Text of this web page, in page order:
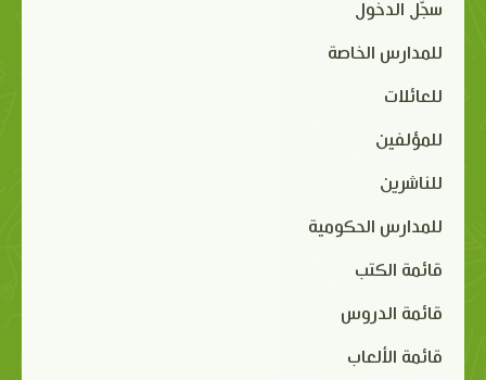
سجّل الدخول
للمدارس الخاصة
للعائلات
للمؤلفين
للناشرين
للمدارس الحكومية
قائمة الكتب
قائمة الدروس
قائمة الألعاب